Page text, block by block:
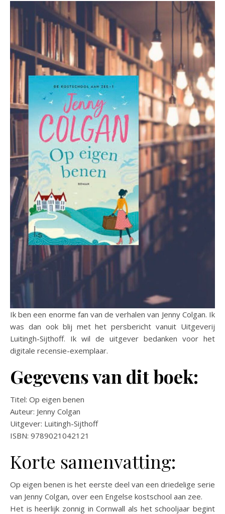
Ik ben een enorme fan van de verhalen van Jenny Colgan. Ik
was dan ook blij met het persbericht vanuit Uitgeverij
Luitingh-Sijthoff. Ik wil de uitgever bedanken voor het
digitale recensie-exemplaar.
Gegevens van dit boek:
Titel: Op eigen benen
Auteur: Jenny Colgan
Uitgever: Luitingh-Sijthoff
ISBN: 9789021042121
Korte samenvatting:
Op eigen benen is het eerste deel van een driedelige serie
van Jenny Colgan, over een Engelse kostschool aan zee.
Het is heerlijk zonnig in Cornwall als het schooljaar begint